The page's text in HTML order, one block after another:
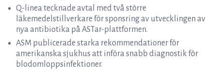
Q-linea tecknade avtal med två större
läkemedelstillverkare för sponsring av utvecklingen av
nya antibiotika på ASTar-plattformen.
ASM publicerade starka rekommendationer för
amerikanska sjukhus att införa snabb diagnostik för
blodomloppsinfektioner.